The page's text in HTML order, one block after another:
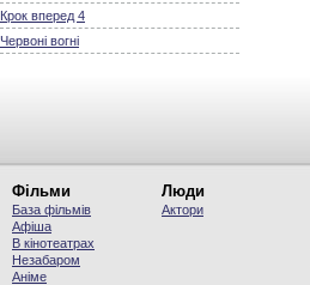
Крок вперед 4
Червоні вогні
Фільми
База фільмів
Афіша
В кінотеатрах
Незабаром
Аніме
Люди
Актори